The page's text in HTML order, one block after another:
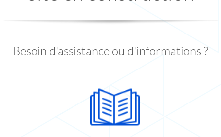
Besoin d'assistance ou d'informations ?